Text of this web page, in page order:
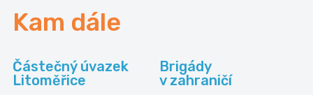
Kam dále
Částečný úvazek
Litoměřice
Brigády
v zahraničí